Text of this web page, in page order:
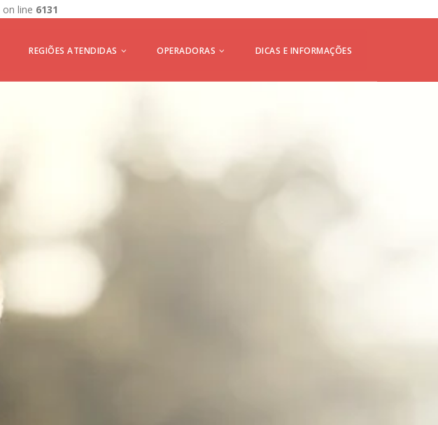
on line 6131
REGIÕES ATENDIDAS OPERADORAS DICAS E INFORMAÇÕES